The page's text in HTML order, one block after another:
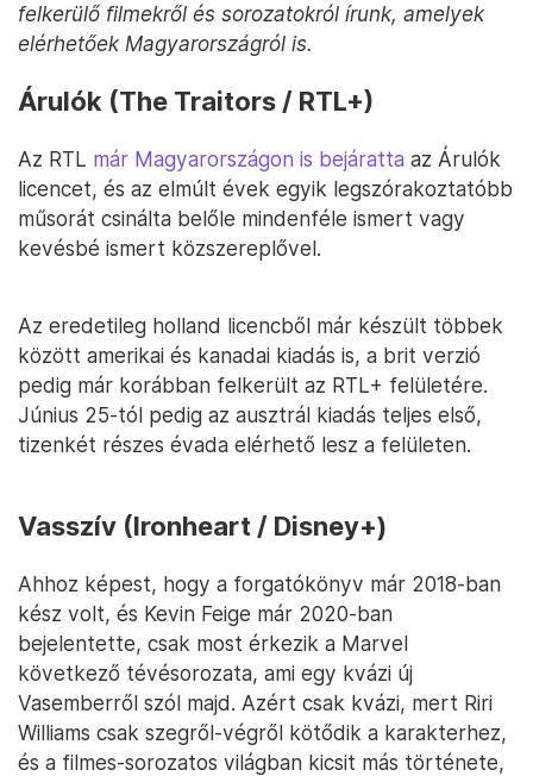
felkerülő filmekről és sorozatokról írunk, amelyek
elérhetőek Magyarországról is.
Árulók (The Traitors / RTL+)
Az RTL már Magyarországon is bejáratta az Árulók
licencet, és az elmúlt évek egyik legszórakoztatóbb
műsorát csinálta belőle mindenféle ismert vagy
kevésbé ismert közszereplővel.
Az eredetileg holland licencből már készült többek
között amerikai és kanadai kiadás is, a brit verzió
pedig már korábban felkerült az RTL+ felületére.
Június 25-tól pedig az ausztrál kiadás teljes első,
tizenkét részes évada elérhető lesz a felületen.
Vasszív (Ironheart / Disney+)
Ahhoz képest, hogy a forgatókönyv már 2018-ban
kész volt, és Kevin Feige már 2020-ban
bejelentette, csak most érkezik a Marvel
következő tévésorozata, ami egy kvázi új
Vasemberről szól majd. Azért csak kvázi, mert Riri
Williams csak szegről-végről kötődik a karakterhez,
és a filmes-sorozatos világban kicsit más története,